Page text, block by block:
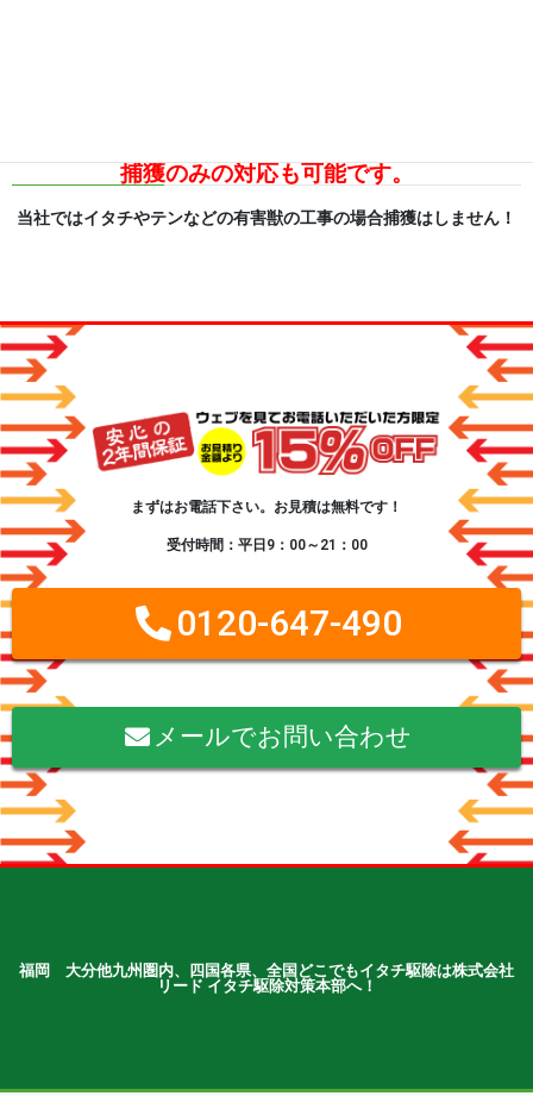
捕獲のみの対応も可能です。
当社ではイタチやテンなどの有害獣の工事の場合捕獲はしません！
まずはお電話下さい。お見積は無料です！
受付時間：平日9：00～21：00
0120-647-490
メールでお問い合わせ
福岡 大分他九州圏内、四国各県、全国どこでもイタチ駆除は株式会社
リード イタチ駆除対策本部へ！